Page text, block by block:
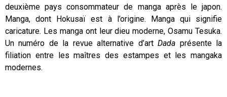
deuxième pays consommateur de manga après le japon.
Manga, dont Hokusaï est à l’origine. Manga qui signifie
caricature. Les manga ont leur dieu moderne, Osamu Tesuka.
Un numéro de la revue alternative d’artDada présente la
filiation entre les maîtres des estampes et les mangaka
modernes.